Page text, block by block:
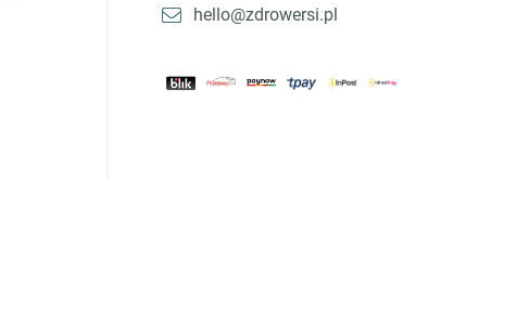
hello@zdrowersi.pl